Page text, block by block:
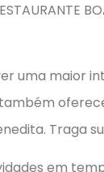
uma maior
Traga
em